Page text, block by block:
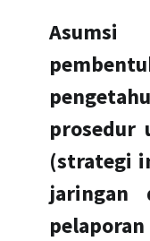
prosedur
(strategi
jaringan